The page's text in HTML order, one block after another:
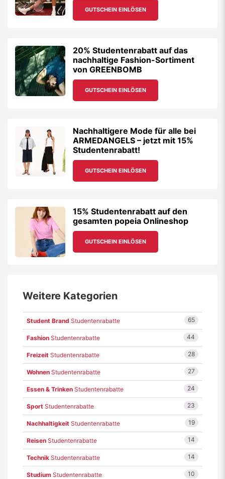
GUTSCHEIN EINLÖSEN
20% Studentenrabatt auf das
nachhaltige Fashion-Sortiment
von GREENBOMB
GUTSCHEIN EINLÖSEN
Nachhaltigere Mode für alle bei
ARMEDANGELS – jetzt mit 15%
Studentenrabatt!
GUTSCHEIN EINLÖSEN
15% Studentenrabatt auf den
gesamten popeia Onlineshop
GUTSCHEIN EINLÖSEN
Weitere Kategorien
Student Brand Studentenrabatte 65
Fashion Studentenrabatte 44
Freizeit Studentenrabatte 28
Wohnen Studentenrabatte 27
Essen & Trinken Studentenrabatte 24
Sport Studentenrabatte 23
Nachhaltigkeit Studentenrabatte 19
Reisen Studentenrabatte 14
Technik Studentenrabatte 14
Studium Studentenrabatte 10